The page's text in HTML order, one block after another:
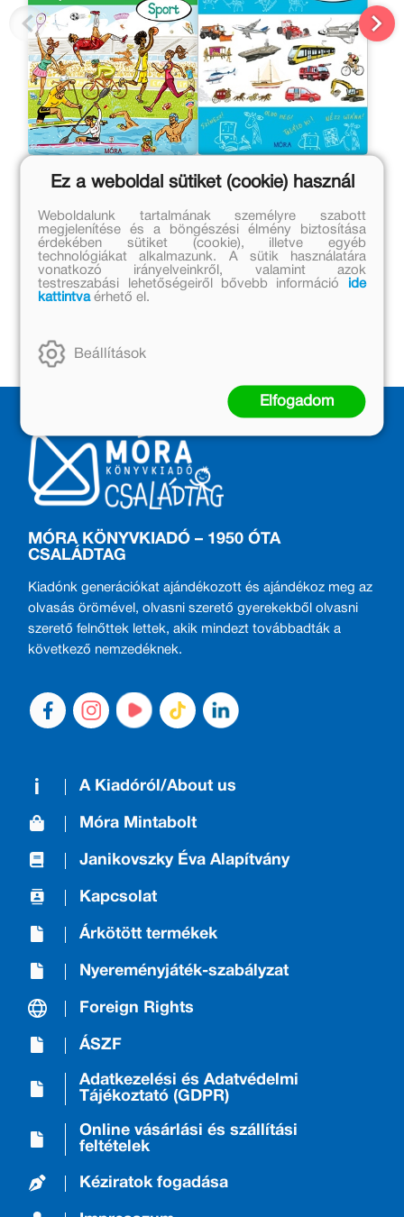
Ablak-zsiráf könyvek -
Sport
Somlai János
Eredeti ár:
2 999 Ft
Kedvezményes ár:
Kosárba
Ablak-zsiráf
foglalkoztatókönyv -
Somlai János
Eredeti ár:
999 Ft
Kedvezményes ár:
MÓRA KÖNYVKIADÓ – 1950 ÓTA
CSALÁDTAG
Kiadónk generációkat ajándékozott és ajándékoz meg az
olvasás örömével, olvasni szerető gyerekekből olvasni
szerető felnőttek lettek, akik mindezt továbbadták a
következő nemzedéknek.
A Kiadóról/About us
Móra Mintabolt
Janikovszky Éva Alapítvány
Kapcsolat
Árkötött termékek
Nyereményjáték-szabályzat
Foreign Rights
ÁSZF
Adatkezelési és Adatvédelmi
Tájékoztató (GDPR)
Online vásárlási és szállítási
feltételek
Kéziratok fogadása
Ez a weboldal sütiket (cookie) használ
Weboldalunk tartalmának személyre szabott
megjelenítése és a böngészési élmény biztosítása
érdekében sütiket (cookie), illetve egyéb
technológiákat alkalmazunk. A sütik használatára
vonatkozó irányelveinkről, valamint azok
testreszabási lehetőségeiről bővebb információ
ide
kattintvaérhető el.
Beállítások
Elfogadom